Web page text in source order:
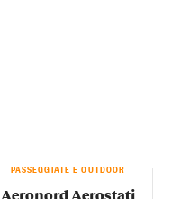
PASSEGGIATE E OUTDOOR
Aeronord Aerostati